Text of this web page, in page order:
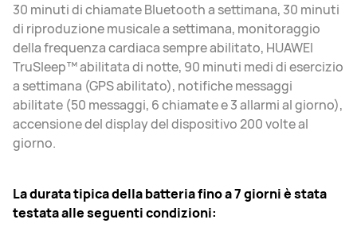
30 minuti di chiamate Bluetooth a settimana, 30 minuti
di riproduzione musicale a settimana, monitoraggio
della frequenza cardiaca sempre abilitato, HUAWEI
TruSleep™ abilitata di notte, 90 minuti medi di esercizio
a settimana (GPS abilitato), notifiche messaggi
abilitate (50 messaggi, 6 chiamate e 3 allarmi al giorno),
accensione del display del dispositivo 200 volte al
giorno.
La durata tipica della batteria fino a 7 giorni è stata
testata alle seguenti condizioni: